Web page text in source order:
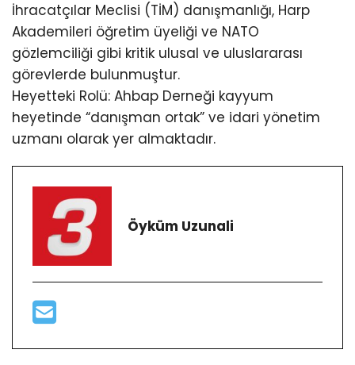
İhracatçılar Meclisi (TİM) danışmanlığı, Harp
Akademileri öğretim üyeliği ve NATO
gözlemciliği gibi kritik ulusal ve uluslararası
görevlerde bulunmuştur.
Heyetteki Rolü: Ahbap Derneği kayyum
heyetinde “danışman ortak” ve idari yönetim
uzmanı olarak yer almaktadır.
Öyküm Uzunali